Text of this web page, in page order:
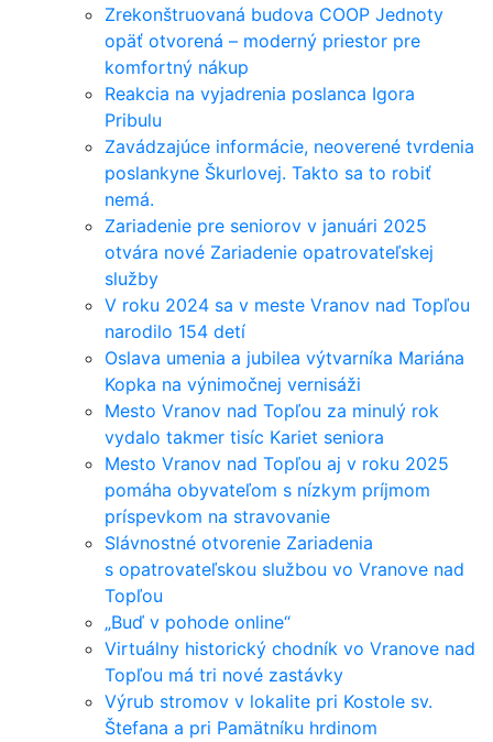
Zrekonštruovaná budova COOP Jednoty
opäť otvorená – moderný priestor pre
komfortný nákup
Reakcia na vyjadrenia poslanca Igora
Pribulu
Zavádzajúce informácie, neoverené tvrdenia
poslankyne Škurlovej. Takto sa to robiť
nemá.
Zariadenie pre seniorov v januári 2025
otvára nové Zariadenie opatrovateľskej
služby
V roku 2024 sa v meste Vranov nad Topľou
narodilo 154 detí
Oslava umenia a jubilea výtvarníka Mariána
Kopka na výnimočnej vernisáži
Mesto Vranov nad Topľou za minulý rok
vydalo takmer tisíc Kariet seniora
Mesto Vranov nad Topľou aj v roku 2025
pomáha obyvateľom s nízkym príjmom
príspevkom na stravovanie
Slávnostné otvorenie Zariadenia
s opatrovateľskou službou vo Vranove nad
Topľou
„Buď v pohode online“
Virtuálny historický chodník vo Vranove nad
Topľou má tri nové zastávky
Výrub stromov v lokalite pri Kostole sv.
Štefana a pri Pamätníku hrdinom